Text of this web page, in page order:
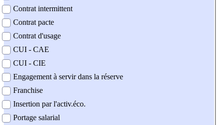
Contrat intermittent
Contrat pacte
Contrat d'usage
CUI - CAE
CUI - CIE
Engagement à servir dans la réserve
Franchise
Insertion par l'activ.éco.
Portage salarial